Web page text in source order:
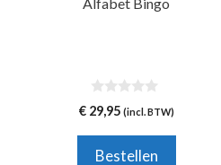
Alfabet Bingo
0
v
5
€29,95 (incl. BTW)
Bestellen